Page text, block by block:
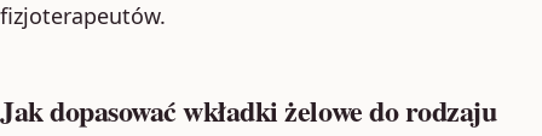
fizjoterapeutów.
Jak dopasować wkładki żelowe do rodzaju